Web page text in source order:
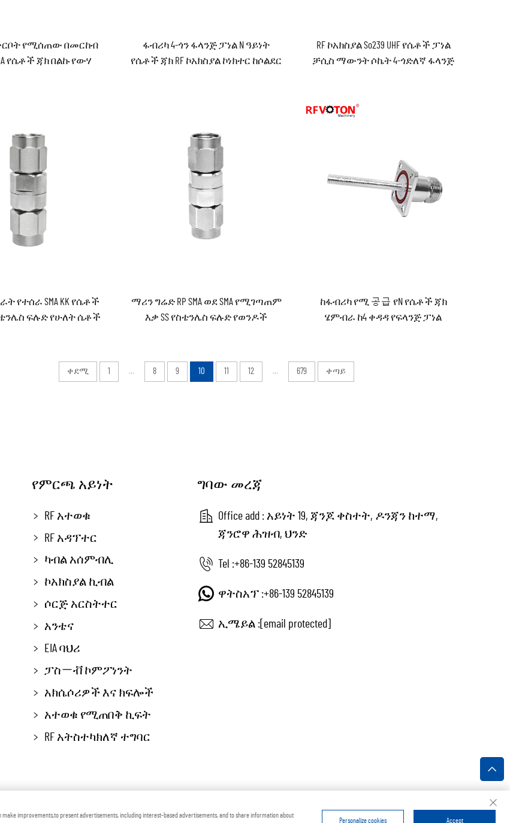
የሚሰጠው በመርከብ
የሴቶች ጃክ በልኩ የውሃ
ፋብሪካ 4-ጎን ፋላንጅ ፓነል N ዓይነት
የሴቶች ጃክ RF ኮአክስያል ኮነክተር ከሶልደር
RF ኮአክስያል So239 UHF የሴቶች ፓነል
ቻሲስ ማውንት ሶኬት 4-ጎድለኛ ፋላንጅ
የተሰራ SMA KK የሴቶች
ፍሉድ የሁለት ሴቶች
ማሪን ግሬድ RP SMA ወደ SMA የሚገጣጠም
እቃ SS የስቴንሌስ ፍሉድ የወንዶች
ከፋብሪካ የሚ 공급 የN የሴቶች ጃክ
ሄምብራ ከ4 ቀዳዳ የፍላንጅ ፓነል
ቀደሚ 1 8 9 10 11 12 679 ቀጣይ
የምርጫ አይነት
RF አተወቁ
RF አዳፕተር
ካብል አሰምብሊ
ኮአክስያል ኪብል
ሶርጅ አርስትተር
አንቴና
EIA ባህሪ
ፓስㄧቭ ኮምፖነንት
አክሴሶሪዎች እና ክፍሎች
አተወቁ የሚጠበቅ ኪፍት
RF አትስተካክለኛ ተግባር
ግባው መረጃ
Office add : አይነት 19, ጃንጆ ቀስተት, ዶንጃን ከተማ,
ጃንሮዋ ሕዝብ, ህንድ
Tel :+86-139 52845139
ዋትስአፕ :+86-139 52845139
ኢሜይል : [email protected]
improvements,to present advertisements, including interest-based advertisements, and to share information about
Personalize cookies Accept